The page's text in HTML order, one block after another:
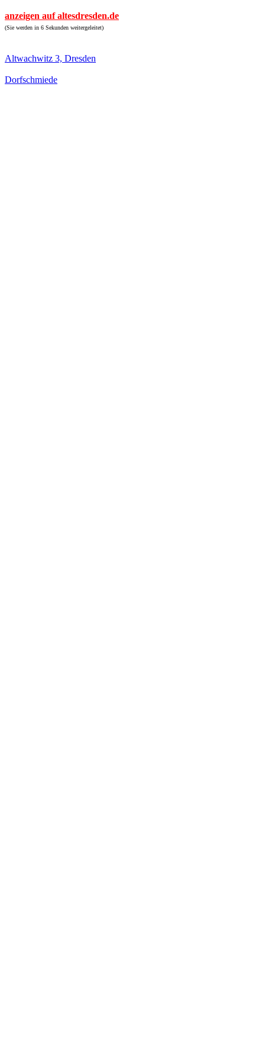
anzeigen auf altesdresden.de
(Sie werden in 6 Sekunden weitergeleitet)
Altwachwitz 3, Dresden
Dorfschmiede